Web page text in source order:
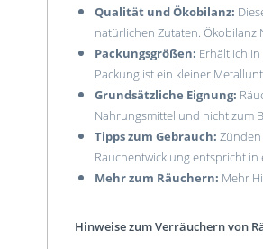
Qualität und Ökobilanz:
natürlichen Zutaten. Ökobilanz
Packungsgrößen: Erhältlich
Packung ist ein kleiner
Grundsätzliche Eignung:
Nahrungsmittel und nicht zum
Tipps zum Gebrauch: Zünden
Rauchentwicklung entspricht
Mehr zum Räuchern: Mehr
Hinweise zum Verräuchern von